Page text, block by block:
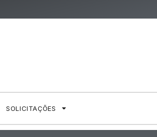
SOLICITAÇÕES